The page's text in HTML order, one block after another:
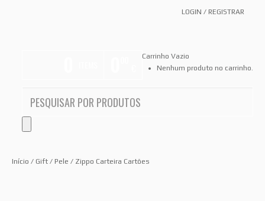
LOGIN / REGISTRAR
Carrinho Vazio
Nenhum produto no carrinho.
Início / Gift / Pele / Zippo Carteira Cartões